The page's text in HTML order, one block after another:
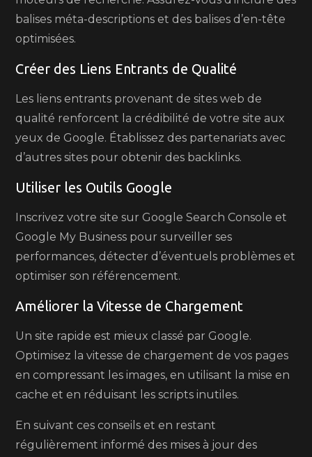
balises méta-descriptions et des balises d’en-tête
optimisées.
Créer des Liens Entrants de Qualité
Les liens entrants provenant de sites web de
qualité renforcent la crédibilité de votre site aux
yeux de Google. Établissez des partenariats avec
d’autres sites pour obtenir des backlinks.
Utiliser les Outils Google
Inscrivez votre site sur Google Search Console et
Google My Business pour surveiller ses
performances, détecter d’éventuels problèmes et
optimiser son référencement.
Améliorer la Vitesse de Chargement
Un site rapide est mieux classé par Google.
Optimisez la vitesse de chargement de vos pages
en compressant les images, en utilisant la mise en
cache et en réduisant les scripts inutiles.
En suivant ces conseils et en restant
régulièrement informé des mises à jour des